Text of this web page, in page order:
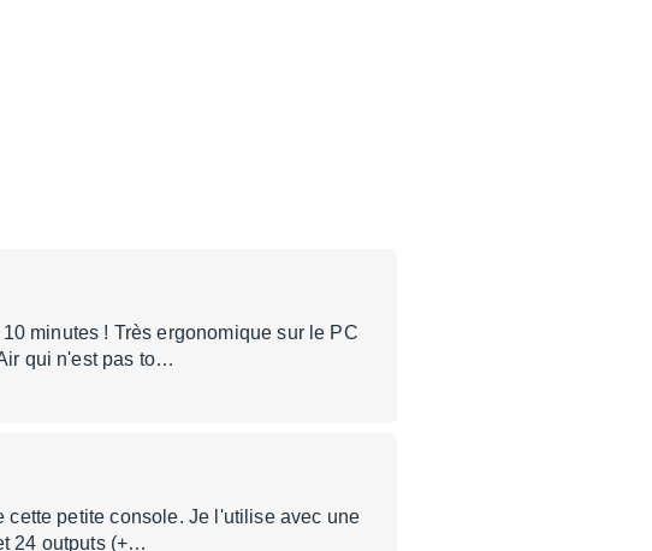
minutes ! Très ergonomique sur le PC
qui n'est pas to…
petite console. Je l'utilise avec une
24 outputs (+…